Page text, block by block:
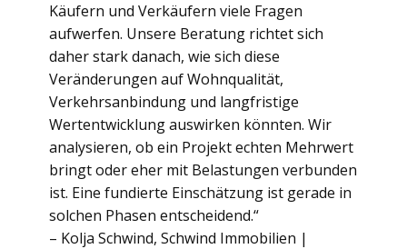
Käufern und Verkäufern viele Fragen
aufwerfen. Unsere Beratung richtet sich
daher stark danach, wie sich diese
Veränderungen auf Wohnqualität,
Verkehrsanbindung und langfristige
Wertentwicklung auswirken könnten. Wir
analysieren, ob ein Projekt echten Mehrwert
bringt oder eher mit Belastungen verbunden
ist. Eine fundierte Einschätzung ist gerade in
solchen Phasen entscheidend.“
– Kolja Schwind, ​Schwind Immobilien |